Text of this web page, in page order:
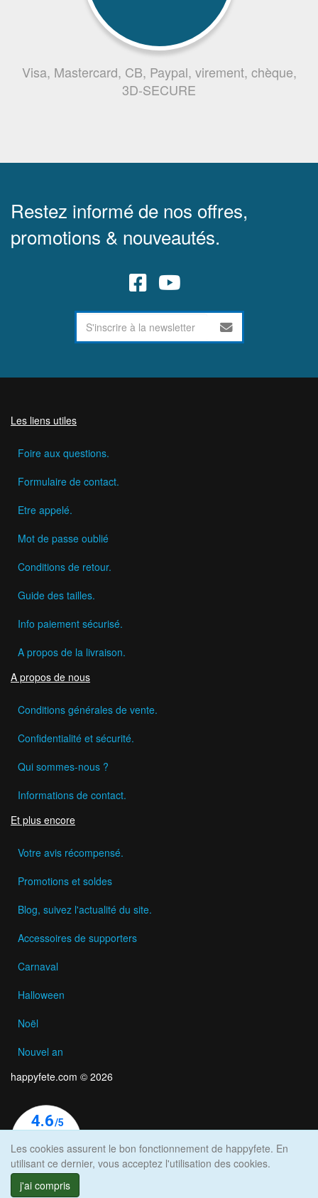
Visa, Mastercard, CB, Paypal, virement, chèque,
3D-SECURE
Restez informé de nos offres,
promotions & nouveautés.
Les liens utiles
Foire aux questions.
Formulaire de contact.
Etre appelé.
Mot de passe oublié
Conditions de retour.
Guide des tailles.
Info paiement sécurisé.
A propos de la livraison.
A propos de nous
Conditions générales de vente.
Confidentialité et sécurité.
Qui sommes-nous ?
Informations de contact.
Et plus encore
Votre avis récompensé.
Promotions et soldes
Blog, suivez l'actualité du site.
Accessoires de supporters
Carnaval
Halloween
Noël
Nouvel an
happyfete.com © 2026
Les cookies assurent le bon fonctionnement de happyfete. En
utilisant ce dernier, vous acceptez l'utilisation des cookies.
j'ai compris